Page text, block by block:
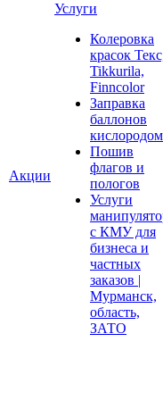
Акции
Услуги
Колеровка
красок
Tikkurila,
Finncolor
Заправка
баллонов
кислородом
Пошив
флагов и
пологов
Услуги
с КМУ для
бизнеса и
частных
заказов |
Мурманск,
область,
ЗАТО